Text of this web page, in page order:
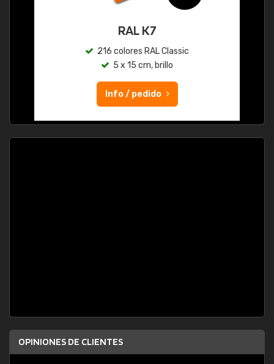
RAL K7
216 colores RAL Classic
5 x 15 cm, brillo
Info / pedido
OPINIONES DE CLIENTES